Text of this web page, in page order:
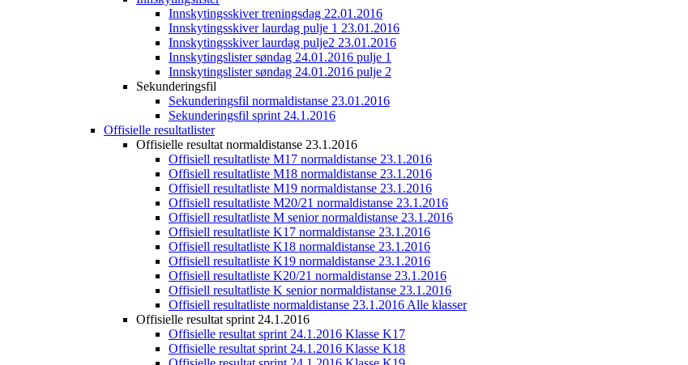
Innskytingsskiver treningsdag 22.01.2016
Innskytingsskiver laurdag pulje 1 23.01.2016
Innskytingsskiver laurdag pulje2 23.01.2016
Innskytingslister søndag 24.01.2016 pulje 1
Innskytingslister søndag 24.01.2016 pulje 2
Sekunderingsfil
Sekunderingsfil normaldistanse 23.01.2016
Sekunderingsfil sprint 24.1.2016
Offisielle resultatlister
Offisielle resultat normaldistanse 23.1.2016
Offisiell resultatliste M17 normaldistanse 23.1.2016
Offisiell resultatliste M18 normaldistanse 23.1.2016
Offisiell resultatliste M19 normaldistanse 23.1.2016
Offisiell resultatliste M20/21 normaldistanse 23.1.2016
Offisiell resultatliste M senior normaldistanse 23.1.2016
Offisiell resultatliste K17 normaldistanse 23.1.2016
Offisiell resultatliste K18 normaldistanse 23.1.2016
Offisiell resultatliste K19 normaldistanse 23.1.2016
Offisiell resultatliste K20/21 normaldistanse 23.1.2016
Offisiell resultatliste K senior normaldistanse 23.1.2016
Offisiell resultatliste normaldistanse 23.1.2016 Alle klasser
Offisielle resultat sprint 24.1.2016
Offisielle resultat sprint 24.1.2016 Klasse K17
Offisielle resultat sprint 24.1.2016 Klasse K18